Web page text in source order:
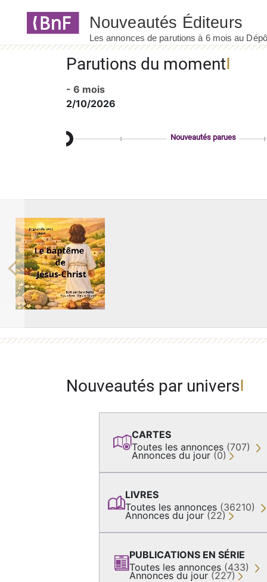
Parutions du moment
- 6 mois
2/10/2026
Nouveautés parues
Previous
Nouveautés par univers
CARTES
Toutes les annonces (707)
Annonces du jour (0)
LIVRES
Toutes les annonces (36210)
Annonces du jour (22)
PUBLICATIONS EN SÉRIE
Toutes les annonces (433)
Annonces du jour (227)